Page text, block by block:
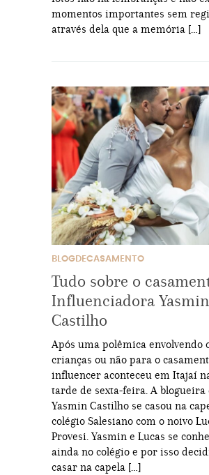
momentos importantes sem
através dela que a memória […]
BLOGDECASAMENTO
Tudo sobre o
Influenciadora Yasmin
Castilho
Após uma polêmica envolvendo
crianças ou não para o
influencer aconteceu em Itajaí
tarde de sexta-feira. A
Yasmin Castilho se casou na
colégio Salesiano com o noivo
Provesi. Yasmin e Lucas se
ainda no colégio e por isso
casar na capela […]